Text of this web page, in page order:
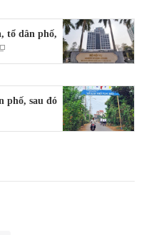
tổ dân phố,
phố, sau đó